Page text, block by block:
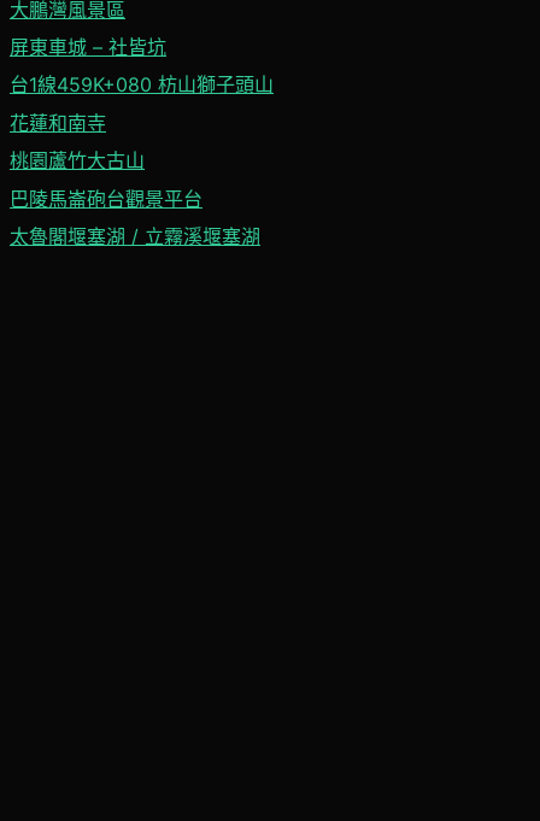
大鵬灣風景區
屏東車城 – 社皆坑
台1線459K+080 枋山獅子頭山
花蓮和南寺
桃園蘆竹大古山
巴陵馬崙砲台觀景平台
太魯閣堰塞湖 / 立霧溪堰塞湖